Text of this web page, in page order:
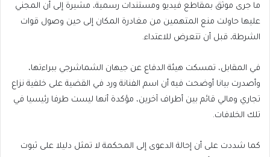
ما جرى موثق بمقاطع فيديو ومستندات رسمية، مشيرة إلى أن المجني
عليها حاولت منع المتهمين من مغادرة المكان إلى حين وصول قوات
الشرطة، قبل أن تتعرض للاعتداء.
في المقابل، تمسكت هيئة الدفاع عن جيهان الشماشرجي ببراءتها،
وأصدرت بيانا أوضحت فيه أن اسم الفنانة ورد في القضية على خلفية نزاع
تجاري ومالي قائم بين أطراف آخرين، مؤكدة أنها ليست طرفا رئيسيا في
تلك الخلافات.
كما شددت على أن إحالة الدعوى إلى المحكمة لا تمثل دليلا على ثبوت